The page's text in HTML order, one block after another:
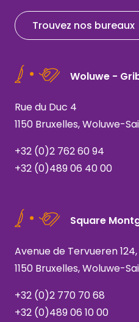
Trouvez nos bureaux
Woluwe -
Rue du Duc 4
1150 Bruxelles, Woluwe-
+32 (0)2 762 60 94
+32 (0)489 06 40 00
Square
Avenue de Tervueren 124,
1150 Bruxelles, Woluwe-
+32 (0)2 770 70 68
+32 (0)489 06 10 00